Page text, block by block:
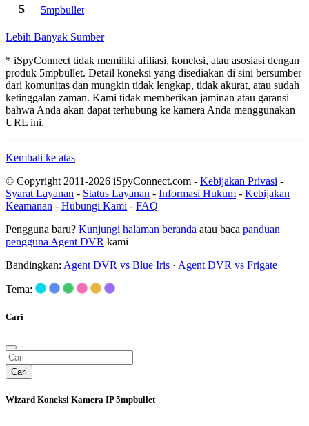
5 5mpbullet
Lebih Banyak Sumber
* iSpyConnect tidak memiliki afiliasi, koneksi, atau asosiasi dengan
produk 5mpbullet. Detail koneksi yang disediakan di sini bersumber
dari komunitas dan mungkin tidak lengkap, tidak akurat, atau sudah
ketinggalan zaman. Kami tidak memberikan jaminan atau garansi
bahwa Anda akan dapat terhubung ke kamera Anda menggunakan
URL ini.
Kembali ke atas
© Copyright 2011-2026 iSpyConnect.com - Kebijakan Privasi -
Syarat Layanan - Status Layanan - Informasi Hukum - Kebijakan
Keamanan - Hubungi Kami - FAQ
Pengguna baru? Kunjungi halaman beranda atau baca panduan
pengguna Agent DVR kami
Bandingkan: Agent DVR vs Blue Iris · Agent DVR vs Frigate
Tema:
Cari
Cari
Wizard Koneksi Kamera IP 5mpbullet